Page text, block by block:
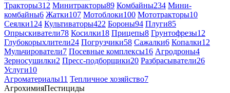
Тракторы312 Минитракторы89 Комбайны234 Мини-
комбайны6 Жатки107 Мотоблоки100 Мототракторы10
Сеялки124 Культиваторы422 Бороны94 Плуги85
Опрыскиватели78 Косилки18 Прицепы8 Грунтофрезы12
Глубокорыхлители24 Погрузчики58 Сажалки6 Копалки12
Мульчирователи7 Посевные комплексы16 Агродроны4
Зерносушилки2 Пресс-подборщики20 Разбрасыватели26
Услуги10
Агроматериалы11 Тепличное хозяйство7
АгрохимияПестициды